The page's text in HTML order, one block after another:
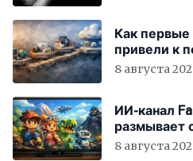
Как первые
привели к
8 августа
ИИ-канал
размывает
8 августа